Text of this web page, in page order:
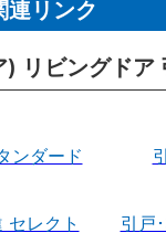
連リンク
リビングドア
ンダード
セレクト 引戸